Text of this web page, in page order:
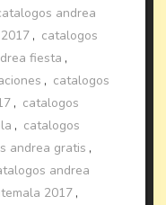
andrea
, catalogos
fiesta ,
, catalogos
, catalogos
, catalogos
andrea gratis ,
andrea
2017 ,